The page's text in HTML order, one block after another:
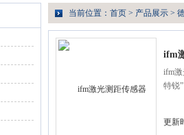
当前位置： 首页 > 产品展示 >
ifm
ifm
特锐
更新